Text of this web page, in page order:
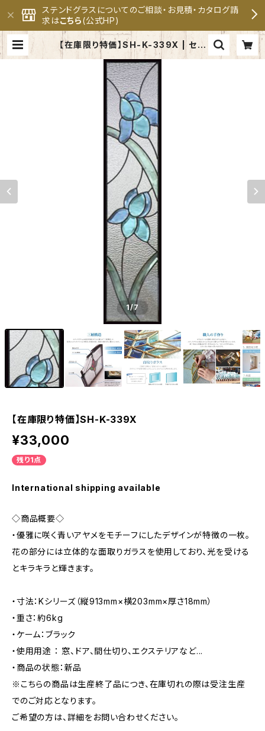
ステンドグラスについてのご相談・お見積・カタログ請
求はこちら(公式HP)
【在庫限り特価】SH-K-339X | セブ
ンホーム ステンドグラス専門メーカ
ー 公式オンラインショップ
1/7
【在庫限り特価】SH-K-339X
¥33,000
残り1点
International shipping available
◇商品概要◇
・優雅に咲く青いアヤメをモチーフにしたデザインが特徴の一枚。
花の部分には立体的な面取りガラスを使用しており、光を受ける
とキラキラと輝きます。
・寸法：Kシリーズ（縦913mm×横203mm×厚さ18mm）
・重さ：約6kg
・ケーム：ブラック
・使用用途 ： 窓、ドア、間仕切り、エクステリアなど...
・商品の状態：新品
※こちらの商品は生産終了品につき、在庫切れの際は受注生産
でのご対応となります。
ご希望の方は、詳細をお問い合わせください。